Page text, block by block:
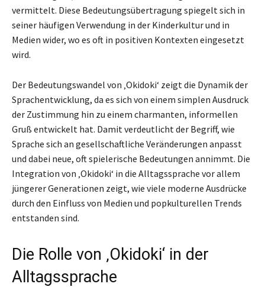
vermittelt. Diese Bedeutungsübertragung spiegelt sich in
seiner häufigen Verwendung in der Kinderkultur und in
Medien wider, wo es oft in positiven Kontexten eingesetzt
wird.
Der Bedeutungswandel von ‚Okidoki‘ zeigt die Dynamik der
Sprachentwicklung, da es sich von einem simplen Ausdruck
der Zustimmung hin zu einem charmanten, informellen
Gruß entwickelt hat. Damit verdeutlicht der Begriff, wie
Sprache sich an gesellschaftliche Veränderungen anpasst
und dabei neue, oft spielerische Bedeutungen annimmt. Die
Integration von ‚Okidoki‘ in die Alltagssprache vor allem
jüngerer Generationen zeigt, wie viele moderne Ausdrücke
durch den Einfluss von Medien und popkulturellen Trends
entstanden sind.
Die Rolle von ‚Okidoki‘ in der
Alltagssprache